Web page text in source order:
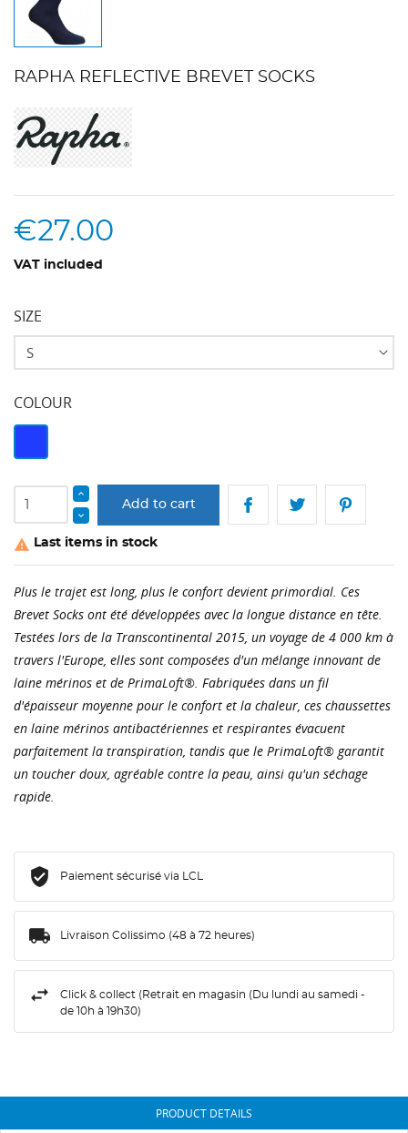
RAPHA REFLECTIVE BREVET SOCKS
€27.00
VAT included
SIZE
COLOUR
Add to cart
 Last items in stock
Plus le trajet est long, plus le confort devient primordial. Ces
Brevet Socks ont été développées avec la longue distance en tête.
Testées lors de la Transcontinental 2015, un voyage de 4 000 km à
travers l'Europe, elles sont composées d'un mélange innovant de
laine mérinos et de PrimaLoft®. Fabriquées dans un fil
d'épaisseur moyenne pour le confort et la chaleur, ces chaussettes
en laine mérinos antibactériennes et respirantes évacuent
parfaitement la transpiration, tandis que le PrimaLoft® garantit
un toucher doux, agréable contre la peau, ainsi qu'un séchage
rapide.
Paiement sécurisé via LCL
Livraison Colissimo (48 à 72 heures)
Click & collect (Retrait en magasin (Du lundi au samedi -
de 10h à 19h30)
PRODUCT DETAILS